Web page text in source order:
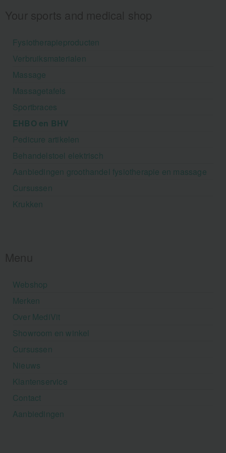
Fysiotherapieproducten
Verbruiksmaterialen
Massage
Massagetafels
Sportbraces
EHBO en BHV
Pedicure artikelen
Behandelstoel elektrisch
Aanbiedingen groothandel fysiotherapie en massage
Cursussen
Krukken
Webshop
Merken
Over MediVit
Showroom en winkel
Cursussen
Nieuws
Klantenservice
Contact
Aanbiedingen